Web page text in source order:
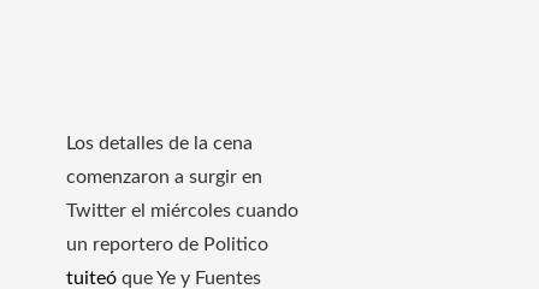
Los detalles de la cena
comenzaron a surgir en
Twitter el miércoles cuando
un reportero de Politico
tuiteó que Ye y Fuentes